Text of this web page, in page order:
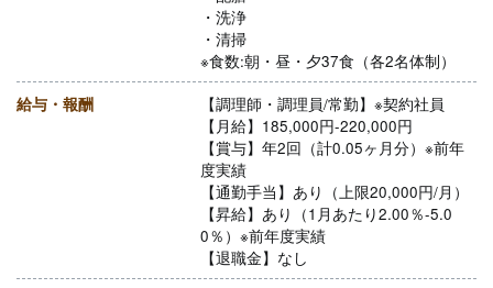
・洗浄
・清掃
※食数:朝・昼・夕37食（各2名体制）
給与・報酬
【調理師・調理員/常勤】※契約社員
【月給】185,000円-220,000円
【賞与】年2回（計0.05ヶ月分）※前年
度実績
【通勤手当】あり（上限20,000円/月）
【昇給】あり（1月あたり2.00％-5.0
0％）※前年度実績
【退職金】なし